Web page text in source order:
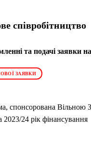
співробітництво
та подачі заявки
ЗАЯВКИ
спонсорована Вільною
24 рік фінансування